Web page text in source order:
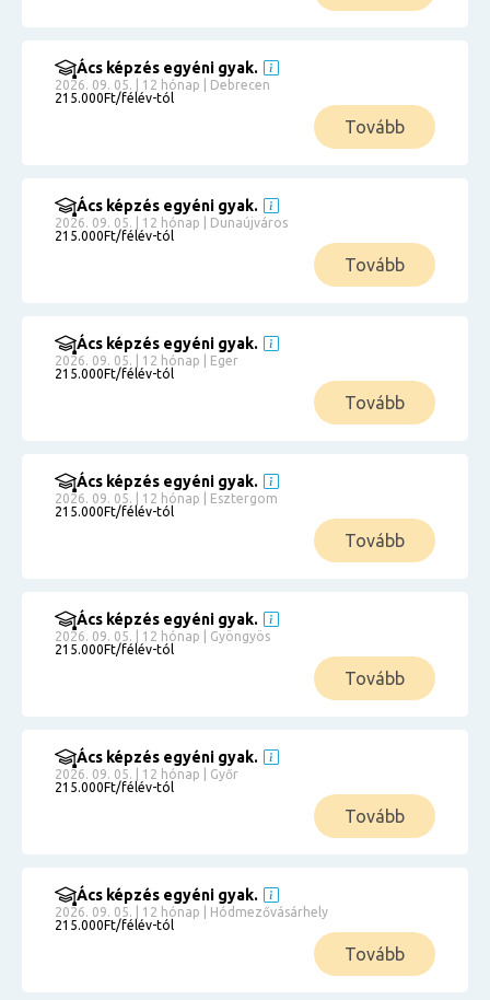
Ács képzés egyéni gyak.
2026. 09. 05. | 12 hónap | Debrecen
215.000Ft/félév-tól
Tovább
Ács képzés egyéni gyak.
2026. 09. 05. | 12 hónap | Dunaújváros
215.000Ft/félév-tól
Tovább
Ács képzés egyéni gyak.
2026. 09. 05. | 12 hónap | Eger
215.000Ft/félév-tól
Tovább
Ács képzés egyéni gyak.
2026. 09. 05. | 12 hónap | Esztergom
215.000Ft/félév-tól
Tovább
Ács képzés egyéni gyak.
2026. 09. 05. | 12 hónap | Gyöngyös
215.000Ft/félév-tól
Tovább
Ács képzés egyéni gyak.
2026. 09. 05. | 12 hónap | Győr
215.000Ft/félév-tól
Tovább
Ács képzés egyéni gyak.
2026. 09. 05. | 12 hónap | Hódmezővásárhely
215.000Ft/félév-tól
Tovább